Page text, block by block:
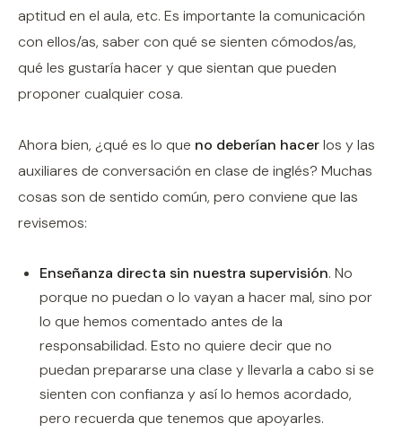
aptitud en el aula, etc. Es importante la comunicación
con ellos/as, saber con qué se sienten cómodos/as,
qué les gustaría hacer y que sientan que pueden
proponer cualquier cosa.
Ahora bien, ¿qué es lo que no deberían hacerlos y las
auxiliares de conversación en clase de inglés? Muchas
cosas son de sentido común, pero conviene que las
revisemos:
Enseñanza directa sin nuestra supervisión. No
porque no puedan o lo vayan a hacer mal, sino por
lo que hemos comentado antes de la
responsabilidad. Esto no quiere decir que no
puedan prepararse una clase y llevarla a cabo si se
sienten con confianza y así lo hemos acordado,
pero recuerda que tenemos que apoyarles.